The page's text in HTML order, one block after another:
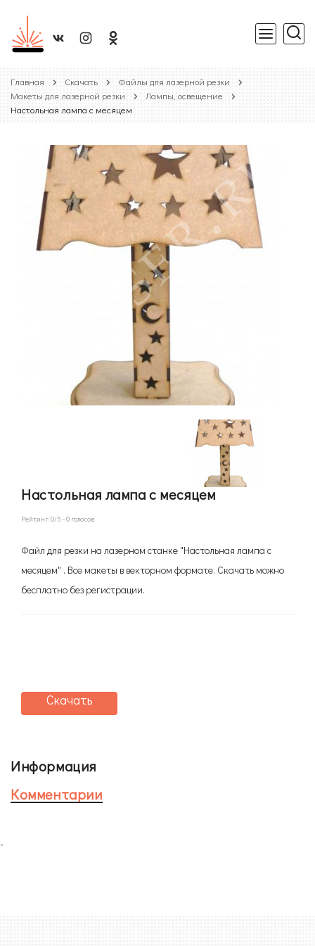
Главная Скачать
Файлы для лазерной резки
Макеты для лазерной резки
Лампы, освещение
Настольная лампа с месяцем
Настольная лампа с месяцем
Рейтинг:0/5 -0 голосов
Файл для резки на лазерном станке "Настольная лампа с
месяцем" . Все макеты в векторном формате. Скачать можно
бесплатно без регистрации.
Скачать
Информация
Комментарии
-